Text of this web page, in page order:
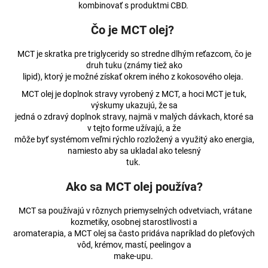
kombinovať s produktmi CBD.
Čo je MCT olej?
MCT je skratka pre triglyceridy so stredne dlhým reťazcom, čo je
druh tuku (známy tiež ako
lipid), ktorý je možné získať okrem iného z kokosového oleja.
MCT olej je doplnok stravy vyrobený z MCT, a hoci MCT je tuk,
výskumy ukazujú, že sa
jedná o zdravý doplnok stravy, najmä v malých dávkach, ktoré sa
v tejto forme užívajú, a že
môže byť systémom veľmi rýchlo rozložený a využitý ako energia,
namiesto aby sa ukladal ako telesný
tuk.
Ako sa MCT olej používa?
MCT sa používajú v rôznych priemyselných odvetviach, vrátane
kozmetiky, osobnej starostlivosti a
aromaterapia, a MCT olej sa často pridáva napríklad do pleťových
vôd, krémov, mastí, peelingov a
make-upu.
O
d